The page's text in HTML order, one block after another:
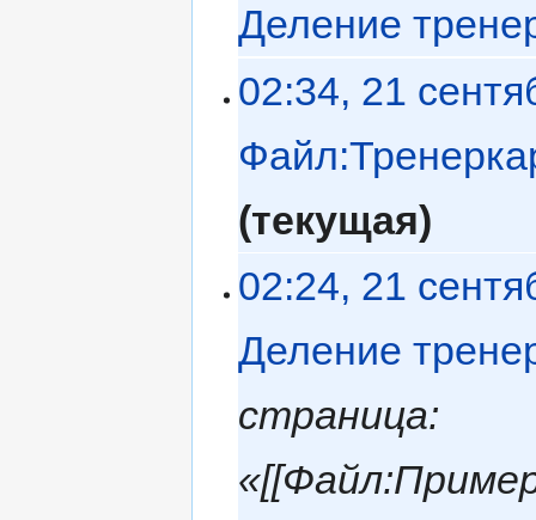
Деление
02:34, 21
текущая
02:24, 21
Деление
страница: